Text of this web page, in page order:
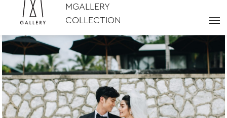
MGALLERY
COLLECTION